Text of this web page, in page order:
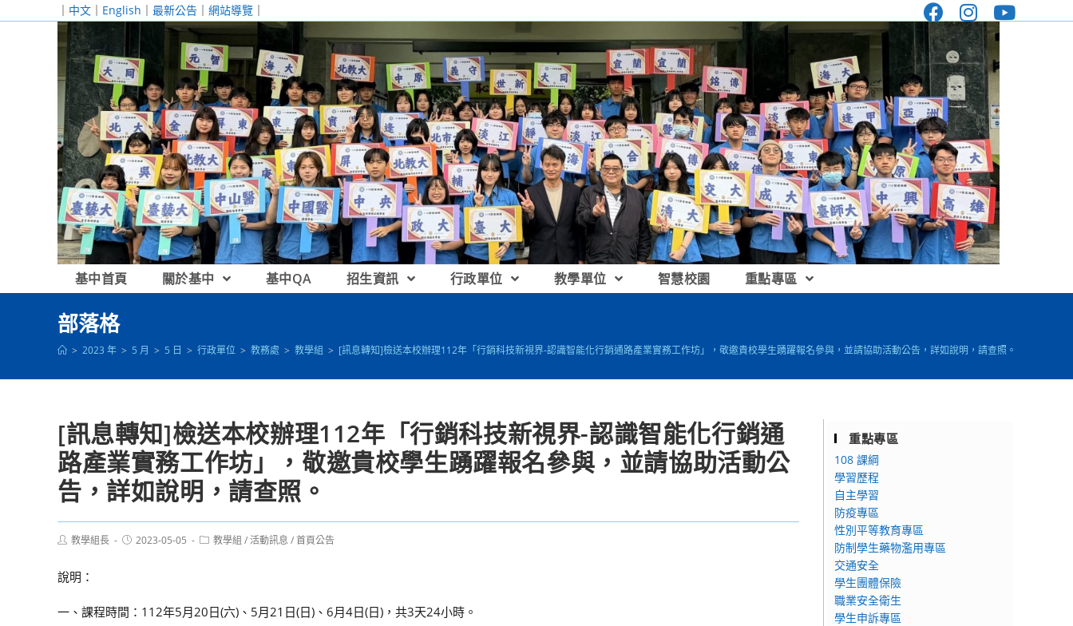
｜ 中文 ｜ English ｜ 最新公告 ｜ 網站導覽 ｜
基中首頁 關於基中 基中QA 招生資訊 行政單位 教學單位 智慧校園 重點專區
部落格
> 2023 年 > 5 月 > 5 日 > 行政單位 > 教務處 > 教學組 > [訊息轉知]檢送本校辦理112年「行銷科技新視界-認識智能化行銷通路產業實務工作坊」，敬邀貴校學生踴躍報名參與，並請協助活動公告，詳如說明，請查照。
[訊息轉知]檢送本校辦理112年「行銷科技新視界-認識智能化行銷通
路產業實務工作坊」，敬邀貴校學生踴躍報名參與，並請協助活動公
告，詳如說明，請查照。
Post教學組長
Post2023-05-05
Post教學組 /活動訊息 /首頁公告
說明：
一、課程時間：112年5月20日(六)、5月21日(日)、6月4日(日)，共3天24小時。
重點專區
108 課綱
學習歷程
自主學習
防疫專區
性別平等教育專區
防制學生藥物濫用專區
交通安全
學生團體保險
職業安全衛生
學生申訴專區